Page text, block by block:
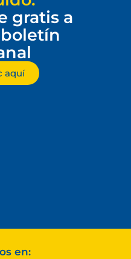
gratis a
aquí
en: